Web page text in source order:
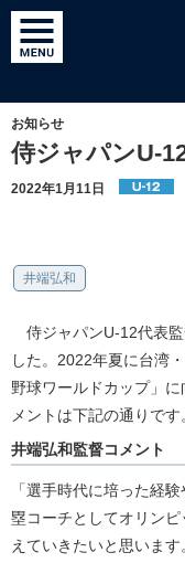
お知らせ
侍ジャパンU-
2022年1月11日
井端弘和
侍ジャパンU-12代表監
した。2022年夏に台湾
野球ワールドカップ」
メントは下記の通りです
井端弘和監督コメント
「選手時代に培った経
塁コーチとしてオリン
えていきたいと思いま